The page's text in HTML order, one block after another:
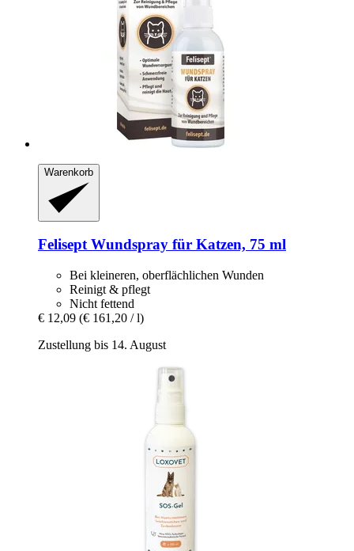
Warenkorb
FeliseptWundspray für Katzen, 75 ml
Bei kleineren, oberflächlichen Wunden
Reinigt & pflegt
Nicht fettend
€ 12,09 (€ 161,20 / l)
Zustellung bis 14. August